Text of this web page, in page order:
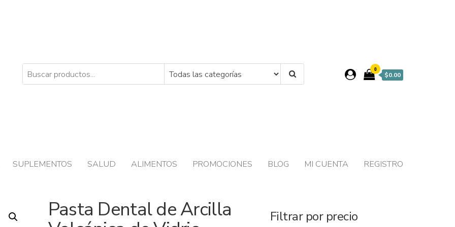
0
$0.00
SUPLEMENTOS SALUD ALIMENTOS PROMOCIONES BLOG MI CUENTA REGISTRO
Pasta Dental de Arcilla
Filtrar por precio